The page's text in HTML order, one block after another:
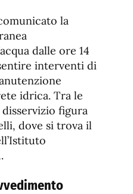
la
dalle ore 14
interventi di
idrica. Tra le
figura
dove si trova il